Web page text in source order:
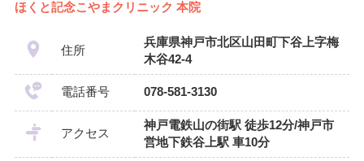
ほくと記念こやまクリニック 本院
住所
兵庫県神戸市北区山田町下谷上字梅
木谷42-4
電話番号 078-581-3130
アクセス
神戸電鉄山の街駅 徒歩12分/神戸市
営地下鉄谷上駅 車10分